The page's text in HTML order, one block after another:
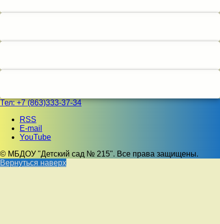
Тел:+7 (863)333-37-34
RSS
E-mail
YouTube
© МБДОУ "Детский сад № 215". Все права защищены.
Вернуться наверх